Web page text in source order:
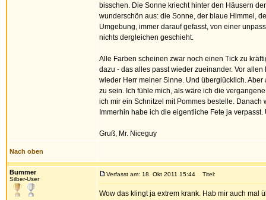
bisschen. Die Sonne kriecht hinter den Häusern
wunderschön aus: die Sonne, der blaue Himmel,
Umgebung, immer darauf gefasst, von einer
nichts dergleichen geschieht.
Alle Farben scheinen zwar noch einen Tick zu
dazu - das alles passt wieder zueinander. Vor
wieder Herr meiner Sinne. Und überglücklich.
zu sein. Ich fühle mich, als wäre ich die
ich mir ein Schnitzel mit Pommes bestelle.
Immerhin habe ich die eigentliche Fete ja
Gruß, Mr. Niceguy
Nach oben
Bummer
Silber-User
Verfasst am: 18. Okt 2011 15:44 Titel:
Wow das klingt ja extrem krank. Hab mir auch mal